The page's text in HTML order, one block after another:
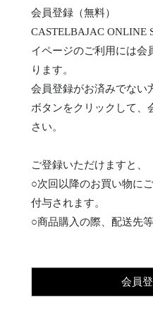
会員登録（無料）
CASTELBAJAC ONLINE
イページのご利用には会
ります。
会員登録がお済みでない
ボタンをクリックして、
さい。
ご登録いただけますと、
○次回以降のお買い物に
付与されます。
○商品購入の際、配送先
会員